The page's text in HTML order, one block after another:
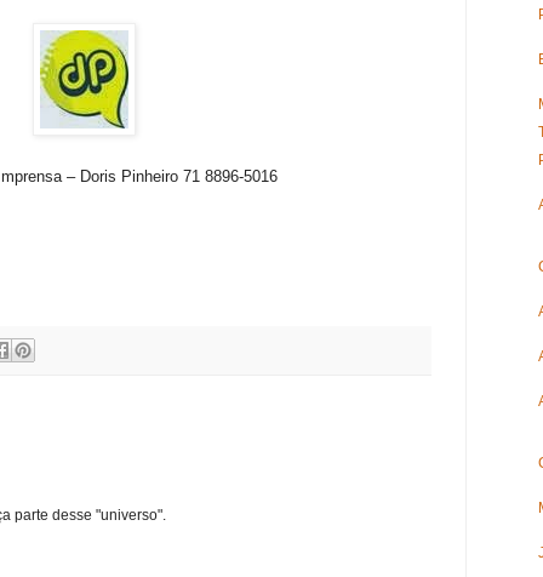
– Doris Pinheiro 71 8896-5016
parte desse "universo".